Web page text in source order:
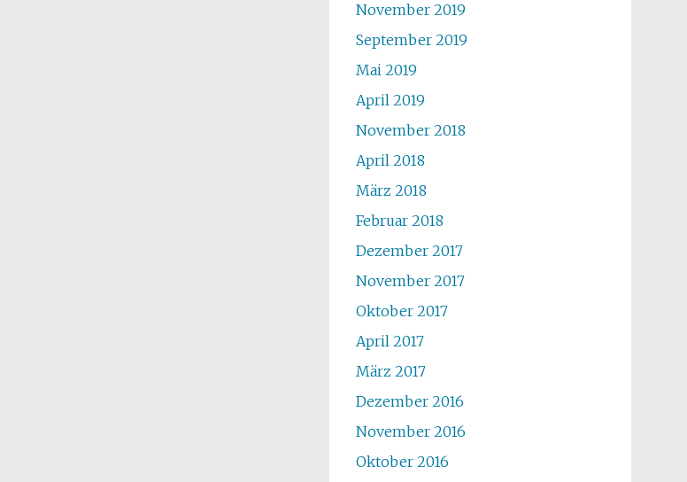
November 2019
September 2019
Mai 2019
April 2019
November 2018
April 2018
März 2018
Februar 2018
Dezember 2017
November 2017
Oktober 2017
April 2017
März 2017
Dezember 2016
November 2016
Oktober 2016